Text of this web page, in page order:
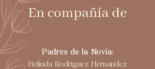
En compañía de
Padres de la Novia:
Belinda Rodríguez Hernández